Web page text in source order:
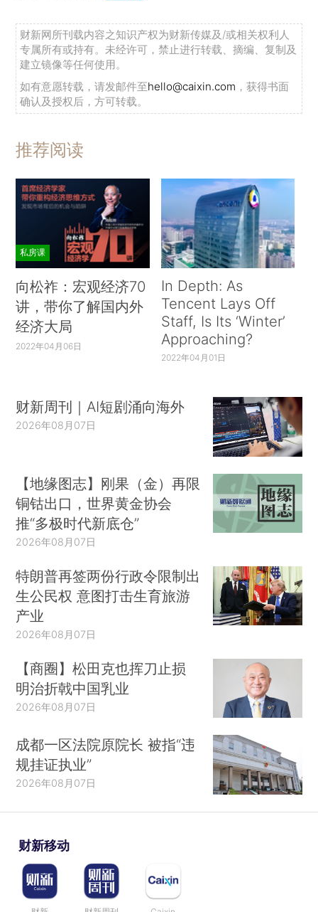
财新网所刊载内容之知识产权为财新传媒及/或相关权利人
专属所有或持有。未经许可，禁止进行转载、摘编、复制及
建立镜像等任何使用。
如有意愿转载，请发邮件至hello@caixin.com ，获得书面
确认及授权后，方可转载。
推荐阅读
私房课
向松祚：宏观经济70
讲，带你了解国内外
经济大局
2022年04月06日
In Depth: As
Tencent Lays Off
Staff, Is Its ‘Winter’
Approaching?
2022年04月01日
财新周刊｜AI短剧涌向海外
2026年08月07日
【地缘图志】刚果（金）再限
铜钴出口，世界黄金协会
推“多极时代新底仓”
2026年08月07日
特朗普再签两份行政令限制出
生公民权 意图打击生育旅游
产业
2026年08月07日
【商圈】松田克也挥刀止损
明治折戟中国乳业
2026年08月07日
成都一区法院原院长 被指“违
规挂证执业”
2026年08月07日
财新移动